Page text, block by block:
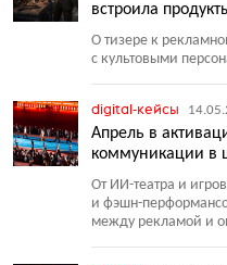
встроила
О тизере к
с культовыми
digital-кейсы
Апрель в
коммуникации в
От ИИ-театра и
и фэшн-
между рекламой и